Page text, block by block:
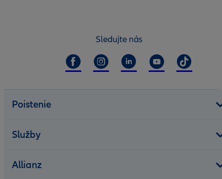
Sledujte nás
Poistenie
Služby
Allianz